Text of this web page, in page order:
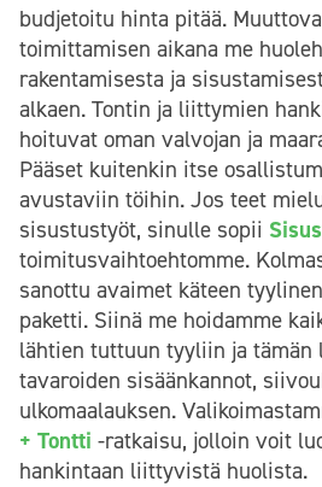
budjetoitu hinta pitää.
toimittamisen aikana me
rakentamisesta ja
alkaen. Tontin ja liittymien
hoituvat oman valvojan ja
Pääset kuitenkin itse
avustaviin töihin. Jos teet
sisustustyöt, sinulle sopii
toimitusvaihtoehtomme.
sanottu avaimet käteen tyylinen
paketti. Siinä me hoidamme
lähtien tuttuun tyyliin ja tämän
tavaroiden sisäänkannot,
ulkomaalauksen.
+ Tontti -ratkaisu, jolloin voit
hankintaan liittyvistä huolista.